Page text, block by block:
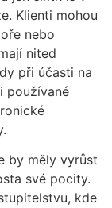
Klienti mohou
nebo
nited
při účasti na
používané
by měly vyrůst
své pocity.
kde